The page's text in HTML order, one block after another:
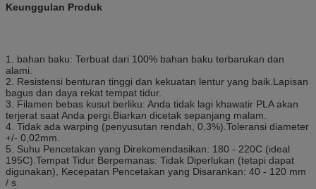
Keunggulan Produk
1. bahan baku: Terbuat dari 100% bahan baku terbarukan dan
alami.
2. Resistensi benturan tinggi dan kekuatan lentur yang baik.Lapisan
bagus dan daya rekat tempat tidur.
3. Filamen bebas kusut berliku: Anda tidak lagi khawatir PLA akan
terjerat saat Anda pergi.Biarkan dicetak sepanjang malam.
4. Tidak ada warping (penyusutan rendah, 0,3%).Toleransi diameter
+/- 0,02mm.
5. Suhu Pencetakan yang Direkomendasikan: 180 - 220C (ideal
195C).Tempat Tidur Berpemanas: Tidak Diperlukan (tetapi dapat
digunakan), Kecepatan Pencetakan yang Disarankan: 40 - 120 mm
/ s.